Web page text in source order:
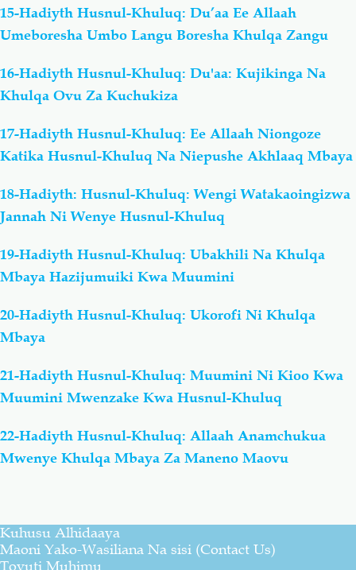
15-Hadiyth Husnul-Khuluq: Du’aa Ee Allaah
Umeboresha Umbo Langu Boresha Khulqa Zangu
16-Hadiyth Husnul-Khuluq: Du'aa: Kujikinga Na
Khulqa Ovu Za Kuchukiza
17-Hadiyth Husnul-Khuluq: Ee Allaah Niongoze
Katika Husnul-Khuluq Na Niepushe Akhlaaq Mbaya
18-Hadiyth: Husnul-Khuluq: Wengi Watakaoingizwa
Jannah Ni Wenye Husnul-Khuluq
19-Hadiyth Husnul-Khuluq: Ubakhili Na Khulqa
Mbaya Hazijumuiki Kwa Muumini
20-Hadiyth Husnul-Khuluq: Ukorofi Ni Khulqa
Mbaya
21-Hadiyth Husnul-Khuluq: Muumini Ni Kioo Kwa
Muumini Mwenzake Kwa Husnul-Khuluq
22-Hadiyth Husnul-Khuluq: Allaah Anamchukua
Mwenye Khulqa Mbaya Za Maneno Maovu
Kuhusu Alhidaaya
Maoni Yako-Wasiliana Na sisi (Contact Us)
Tovuti Muhimu